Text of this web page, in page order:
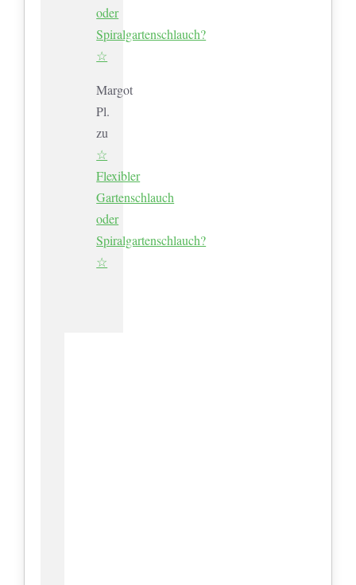
oder
Spiralgartenschlauch?
☆
Margot
Pl.
zu
☆
Flexibler
Gartenschlauch
oder
Spiralgartenschlauch?
☆